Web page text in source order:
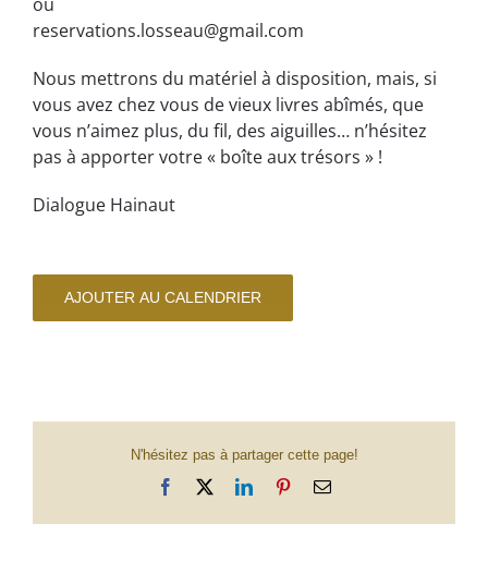
reservations.losseau@gmail.com
Nous mettrons du matériel à disposition, mais, si
vous avez chez vous de vieux livres abîmés, que
vous n’aimez plus, du fil, des aiguilles… n’hésitez
pas à apporter votre « boîte aux trésors » !
Dialogue Hainaut
AJOUTER AU CALENDRIER
N'hésitez pas à partager cette page!
Facebook LinkedInPinterestEmail